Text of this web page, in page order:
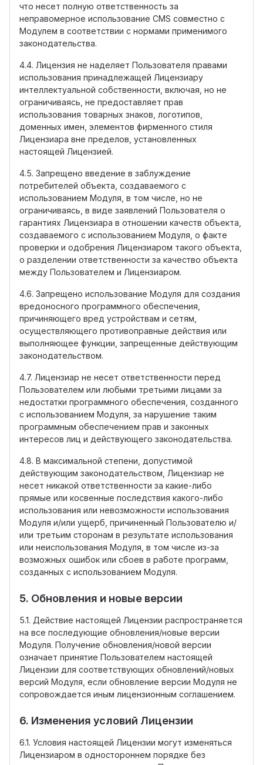
что несет полную ответственность за
неправомерное использование CMS совместно с
Модулем в соответствии с нормами применимого
законодательства.
4.4. Лицензия не наделяет Пользователя правами
использования принадлежащей Лицензиару
интеллектуальной собственности, включая, но не
ограничиваясь, не предоставляет прав
использования товарных знаков, логотипов,
доменных имен, элементов фирменного стиля
Лицензиара вне пределов, установленных
настоящей Лицензией.
4.5. Запрещено введение в заблуждение
потребителей объекта, создаваемого с
использованием Модуля, в том числе, но не
ограничиваясь, в виде заявлений Пользователя о
гарантиях Лицензиара в отношении качеств объекта,
создаваемого с использованием Модуля, о факте
проверки и одобрения Лицензиаром такого объекта,
о разделении ответственности за качество объекта
между Пользователем и Лицензиаром.
4.6. Запрещено использование Модуля для создания
вредоносного программного обеспечения,
причиняющего вред устройствам и сетям,
осуществляющего противоправные действия или
выполняющее функции, запрещенные действующим
законодательством.
4.7. Лицензиар не несет ответственности перед
Пользователем или любыми третьими лицами за
недостатки программного обеспечения, созданного
с использованием Модуля, за нарушение таким
программным обеспечением прав и законных
интересов лиц и действующего законодательства.
4.8. В максимальной степени, допустимой
действующим законодательством, Лицензиар не
несет никакой ответственности за какие-либо
прямые или косвенные последствия какого-либо
использования или невозможности использования
Модуля и/или ущерб, причиненный Пользователю и/
или третьим сторонам в результате использования
или неиспользования Модуля, в том числе из-за
возможных ошибок или сбоев в работе программ,
созданных с использованием Модуля.
5. Обновления и новые версии
5.1. Действие настоящей Лицензии распространяется
на все последующие обновления/новые версии
Модуля. Получение обновления/новой версии
означает принятие Пользователем настоящей
Лицензии для соответствующих обновлений/новых
версий Модуля, если обновление версии Модуля не
сопровождается иным лицензионным соглашением.
6. Изменения условий Лицензии
6.1. Условия настоящей Лицензии могут изменяться
Лицензиаром в одностороннем порядке без